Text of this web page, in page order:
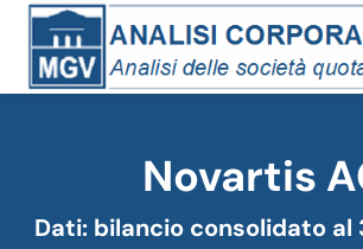
Novartis
Dati: bilancio consolidato al
Tu sei qui: